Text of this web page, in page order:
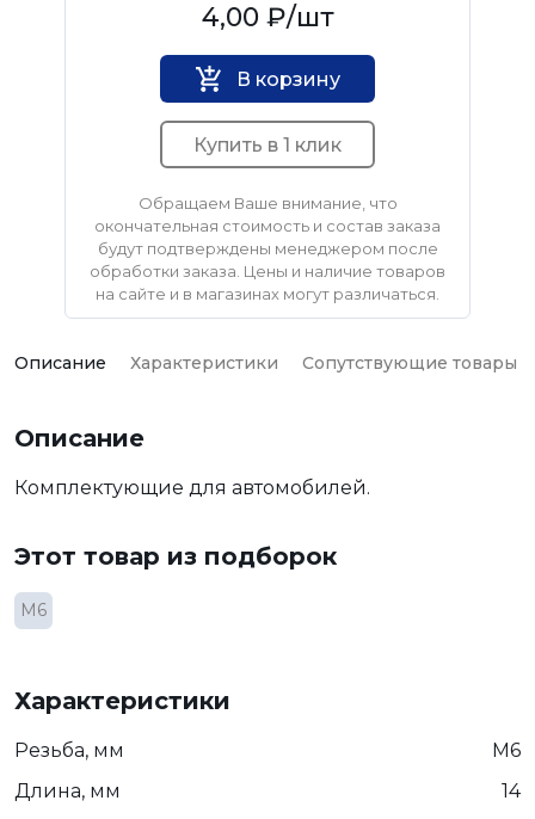
4,00 ₽/шт
В корзину
Купить в 1 клик
Обращаем Ваше внимание, что
окончательная стоимость и состав заказа
будут подтверждены менеджером после
обработки заказа. Цены и наличие товаров
на сайте и в магазинах могут различаться.
Описание Характеристики Сопутствующие товары
Описание
Комплектующие для автомобилей.
Этот товар из подборок
М6
Характеристики
Резьба, мм
М6
Длина, мм
14